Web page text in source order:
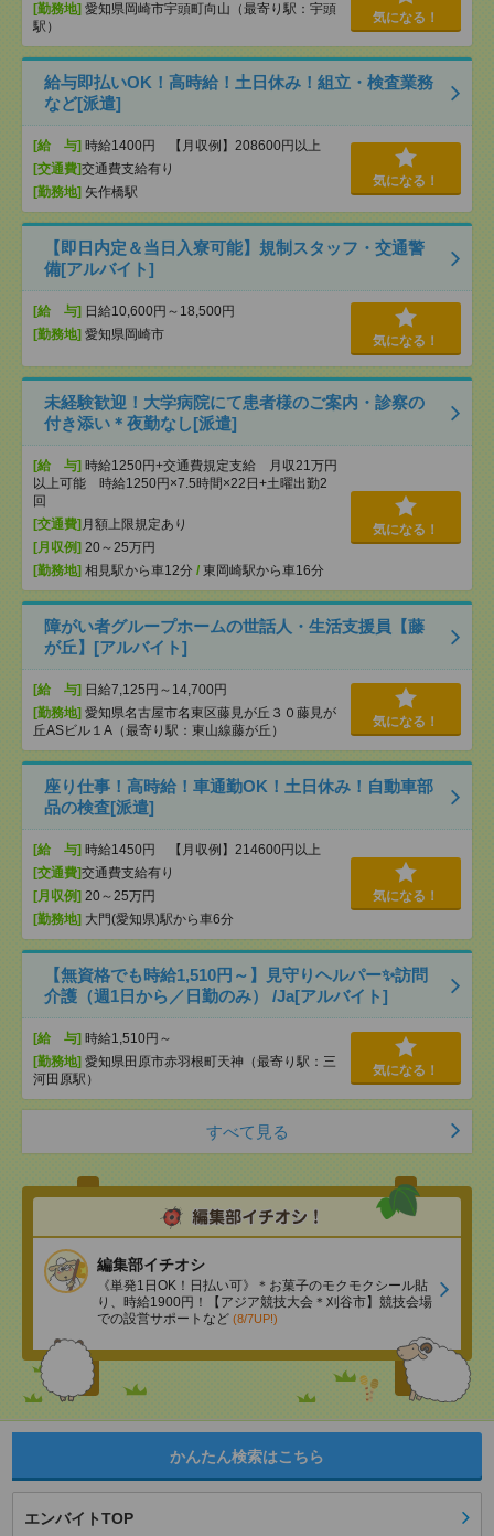
[勤務地] 愛知県岡崎市宇頭町向山（最寄り駅：宇頭
駅）
気になる！
給与即払いOK！高時給！土日休み！組立・検査業務
など[派遣]
[給 与] 時給1400円 【月収例】208600円以上
[交通費]交通費支給有り
[勤務地] 矢作橋駅
気になる！
【即日内定＆当日入寮可能】規制スタッフ・交通警
備[アルバイト]
[給 与] 日給10,600円～18,500円
[勤務地] 愛知県岡崎市 気になる！
未経験歓迎！大学病院にて患者様のご案内・診察の
付き添い＊夜勤なし[派遣]
[給 与] 時給1250円+交通費規定支給 月収21万円
以上可能 時給1250円×7.5時間×22日+土曜出勤2
回
[交通費] 月額上限規定あり
[月収例] 20～25万円
[勤務地] 相見駅から車12分 / 東岡崎駅から車16分
気になる！
障がい者グループホームの世話人・生活支援員【藤
が丘】[アルバイト]
[給 与] 日給7,125円～14,700円
[勤務地] 愛知県名古屋市名東区藤見が丘３０藤見が
丘ASビル１A（最寄り駅：東山線藤が丘）
気になる！
座り仕事！高時給！車通勤OK！土日休み！自動車部
品の検査[派遣]
[給 与] 時給1450円 【月収例】214600円以上
[交通費]交通費支給有り
[月収例] 20～25万円
[勤務地] 大門(愛知県)駅から車6分
気になる！
【無資格でも時給1,510円～】見守りヘルパー✨訪問
介護（週1日から／日勤のみ） /Ja[アルバイト]
[給 与] 時給1,510円～
[勤務地] 愛知県田原市赤羽根町天神（最寄り駅：三
河田原駅）
気になる！
すべて見る
編集部イチオシ
《単発1日OK！日払い可》＊お菓子のモクモクシール貼
り、時給1900円！【アジア競技大会＊刈谷市】競技会場
での設営サポートなど (8/7UP!)
かんたん検索はこちら
エンバイトTOP